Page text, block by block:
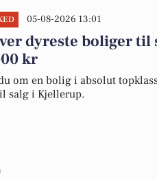
05-08-2026 13:01
dyreste boliger
kr
om en bolig i absolut
salg i Kjellerup.